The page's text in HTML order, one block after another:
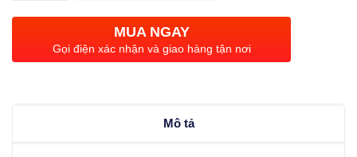
trục
Ewala
MUA NGAY
Gọi điện xác nhận và giao hàng tận nơi
Mô tả